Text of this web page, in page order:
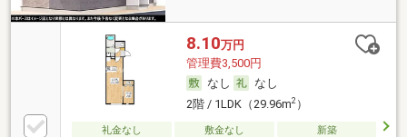
8.10万円
管理費3,500円
なし
なし
2階 / 1LDK（29.96m2）
礼金なし 敷金なし
新築